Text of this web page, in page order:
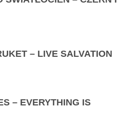
– LIVE SALVATION
– EVERYTHING IS